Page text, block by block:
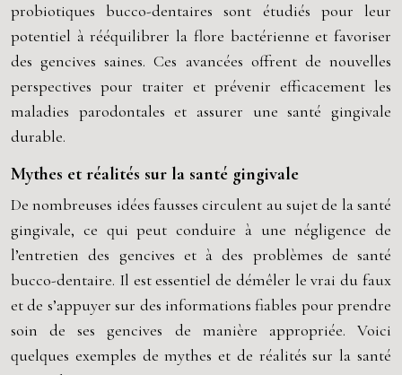
probiotiques bucco-dentaires sont étudiés pour leur
potentiel à rééquilibrer la flore bactérienne et favoriser
des gencives saines. Ces avancées offrent de nouvelles
perspectives pour traiter et prévenir efficacement les
maladies parodontales et assurer une santé gingivale
durable.
Mythes et réalités sur la santé gingivale
De nombreuses idées fausses circulent au sujet de la santé
gingivale, ce qui peut conduire à une négligence de
l’entretien des gencives et à des problèmes de santé
bucco-dentaire. Il est essentiel de démêler le vrai du faux
et de s’appuyer sur des informations fiables pour prendre
soin de ses gencives de manière appropriée. Voici
quelques exemples de mythes et de réalités sur la santé